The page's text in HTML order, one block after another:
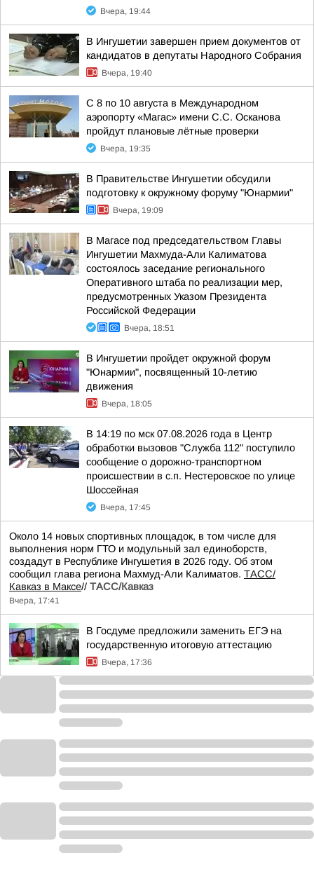
Вчера, 19:44
В Ингушетии завершен прием документов от
кандидатов в депутаты Народного Собрания
Вчера, 19:40
С 8 по 10 августа в Международном
аэропорту «Магас» имени С.С. Осканова
пройдут плановые лётные проверки
Вчера, 19:35
В Правительстве Ингушетии обсудили
подготовку к окружному форуму "Юнармии"
Вчера, 19:09
В Магасе под председательством Главы
Ингушетии Махмуда-Али Калиматова
состоялось заседание регионального
Оперативного штаба по реализации мер,
предусмотренных Указом Президента
Российской Федерации
Вчера, 18:51
В Ингушетии пройдет окружной форум
"Юнармии", посвященный 10-летию
движения
Вчера, 18:05
В 14:19 по мск 07.08.2026 года в Центр
обработки вызовов "Служба 112" поступило
сообщение о дорожно-транспортном
происшествии в с.п. Нестеровское по улице
Шоссейная
Вчера, 17:45
Около 14 новых спортивных площадок, в том числе для
выполнения норм ГТО и модульный зал единоборств,
создадут в Республике Ингушетия в 2026 году. Об этом
сообщил глава региона Махмуд-Али Калиматов. ТАСС/
Кавказ в Максе// ТАСС/Кавказ
Вчера, 17:41
В Госдуме предложили заменить ЕГЭ на
государственную итоговую аттестацию
Вчера, 17:36